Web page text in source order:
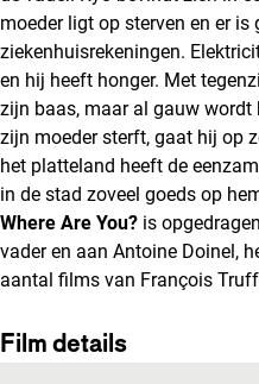
moeder ligt op sterven en er is
ziekenhuisrekeningen.
en hij heeft honger. Met
zijn baas, maar al gauw
zijn moeder sterft, gaat hij op
het platteland heeft de
in de stad zoveel goeds op
Where Are You? is
vader en aan Antoine Doinel,
aantal films van François
Film details